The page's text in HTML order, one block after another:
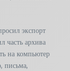
экспорт
часть архива
на компьютер
письма,